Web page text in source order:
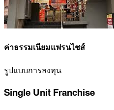
ค่าธรรมเนียมแฟรนไชส์
รูปแบบการลงทุน
Single Unit Franchise